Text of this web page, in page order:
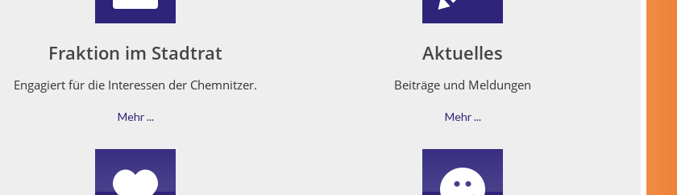
Fraktion im Stadtrat
Engagiert für die Inter­essen der Chemnitzer.
Mehr ...
Aktuelles
Beiträge und Meldungen
Mehr ...